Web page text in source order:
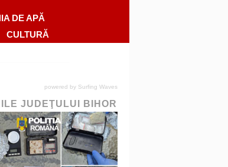
DE APĂ
CULTURĂ
powered by Surfing Waves
JUDEŢULUI BIHOR